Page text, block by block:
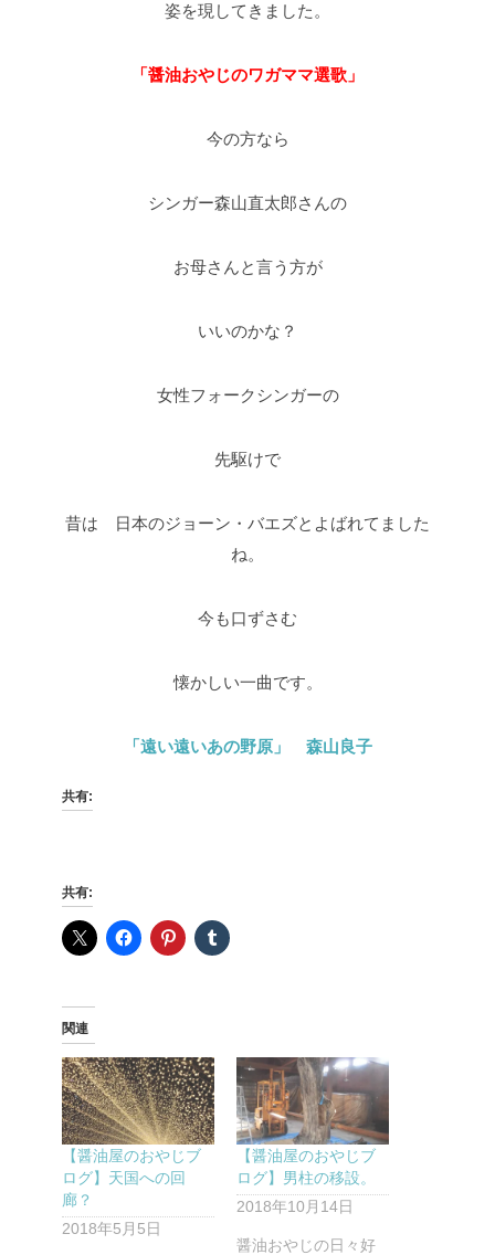
姿を現してきました。
「醤油おやじのワガママ選歌」
今の方なら
シンガー森山直太郎さんの
お母さんと言う方が
いいのかな？
女性フォークシンガーの
先駆けで
昔は 日本のジョーン・バエズとよばれてました
ね。
今も口ずさむ
懐かしい一曲です。
「遠い遠いあの野原」 森山良子
共有:
共有:
関連
【醤油屋のおやじブ
ログ】天国への回
廊？
2018年5月5日
【醤油屋のおやじブ
ログ】男柱の移設。
2018年10月14日
醤油おやじの日々好